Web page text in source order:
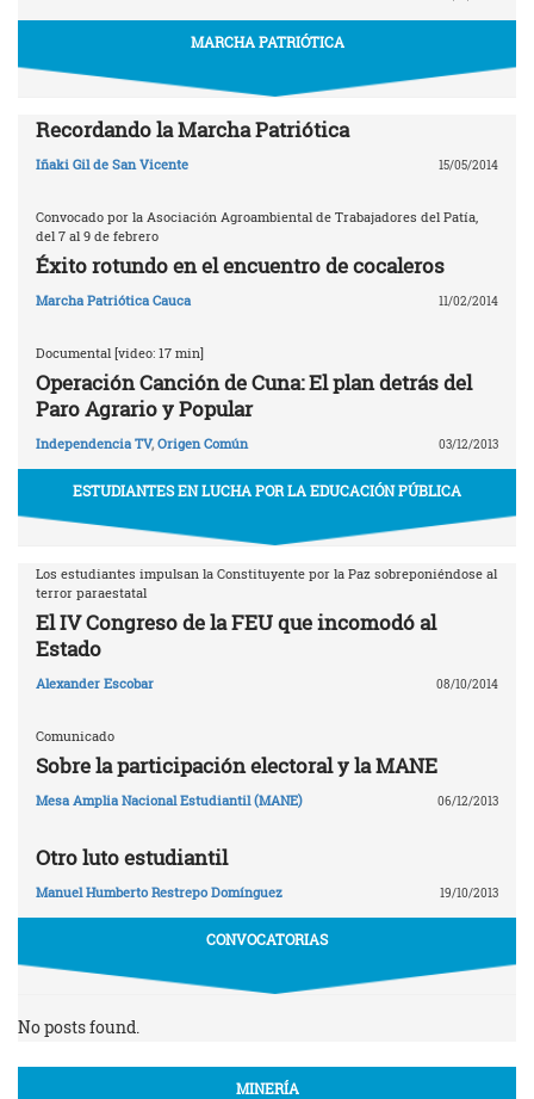
MARCHA PATRIÓTICA
Recordando la Marcha Patriótica
Iñaki Gil de San Vicente 15/05/2014
Convocado por la Asociación Agroambiental de Trabajadores del Patía,
del 7 al 9 de febrero
Éxito rotundo en el encuentro de cocaleros
Marcha Patriótica Cauca 11/02/2014
Documental [video: 17 min]
Operación Canción de Cuna: El plan detrás del
Paro Agrario y Popular
Independencia TV, Origen Común 03/12/2013
ESTUDIANTES EN LUCHA POR LA EDUCACIÓN PÚBLICA
Los estudiantes impulsan la Constituyente por la Paz sobreponiéndose al
terror paraestatal
El IV Congreso de la FEU que incomodó al
Estado
Alexander Escobar 08/10/2014
Comunicado
Sobre la participación electoral y la MANE
Mesa Amplia Nacional Estudiantil (MANE) 06/12/2013
Otro luto estudiantil
Manuel Humberto Restrepo Domínguez 19/10/2013
CONVOCATORIAS
No posts found.
MINERÍA